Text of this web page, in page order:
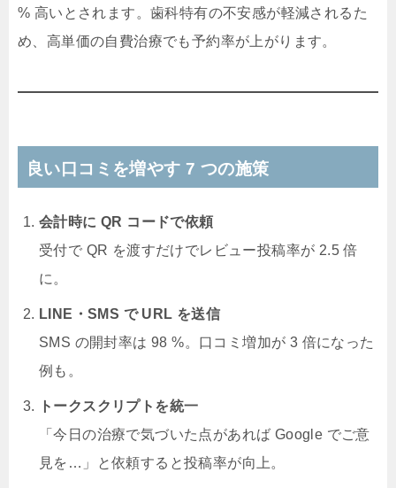
% 高いとされます。歯科特有の不安感が軽減されるた
め、高単価の自費治療でも予約率が上がります。
良い口コミを増やす 7 つの施策
会計時に QR コードで依頼
受付で QR を渡すだけでレビュー投稿率が 2.5 倍
に。
LINE・SMS で URL を送信
SMS の開封率は 98 %。口コミ増加が 3 倍になった
例も。
トークスクリプトを統一
「今日の治療で気づいた点があれば Google でご意
見を…」と依頼すると投稿率が向上。